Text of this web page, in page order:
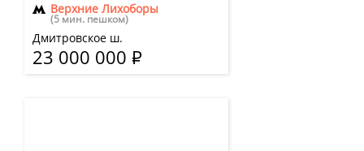
Верхние Лихоборы
(5 мин. пешком)
Дмитровское ш.
23 000 000 Р